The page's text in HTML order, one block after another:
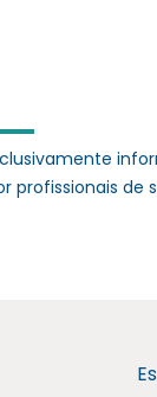
profissionais